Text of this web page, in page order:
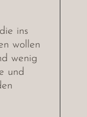
ins
wollen
wenig
und